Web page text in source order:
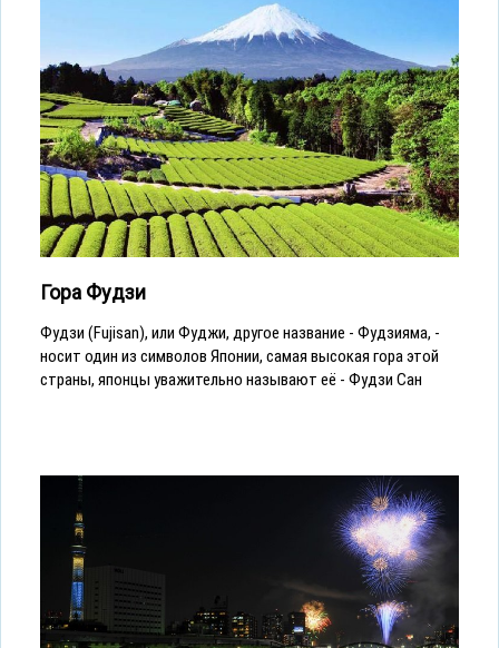
Гора Фудзи
Фудзи (Fujisan), или Фуджи, другое название - Фудзияма, -
носит один из символов Японии, самая высокая гора этой
страны, японцы уважительно называют её - Фудзи Сан